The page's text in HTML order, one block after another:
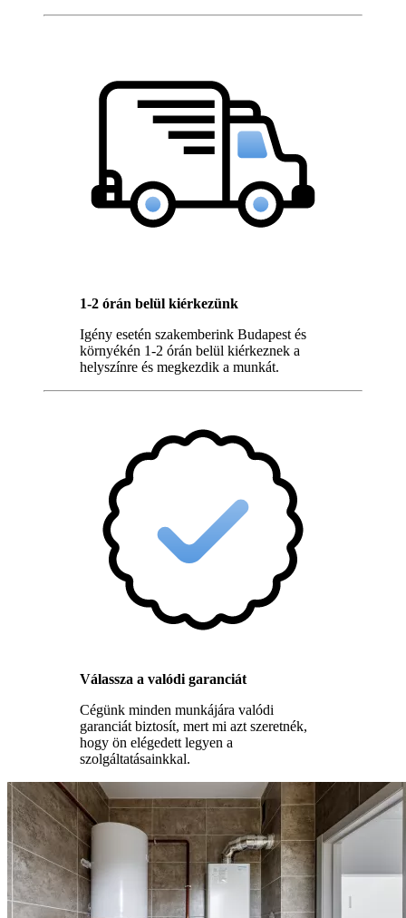
1-2 órán belül kiérkezünk
Igény esetén szakemberink Budapest és
környékén 1-2 órán belül kiérkeznek a
helyszínre és megkezdik a munkát.
Válassza a valódi garanciát
Cégünk minden munkájára valódi
garanciát biztosít, mert mi azt szeretnék,
hogy ön elégedett legyen a
szolgáltatásainkkal.